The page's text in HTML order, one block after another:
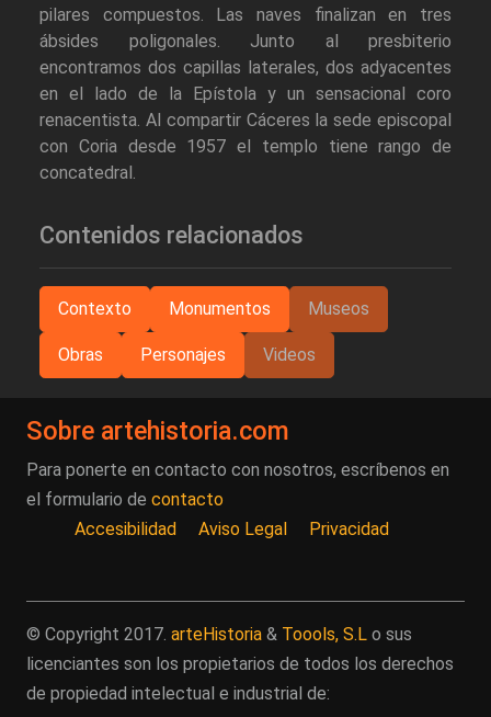
pilares compuestos. Las naves finalizan en tres
ábsides poligonales. Junto al presbiterio
encontramos dos capillas laterales, dos adyacentes
en el lado de la Epístola y un sensacional coro
renacentista. Al compartir Cáceres la sede episcopal
con Coria desde 1957 el templo tiene rango de
concatedral.
Contenidos relacionados
Contexto Monumentos Museos
Obras Personajes Videos
Sobre artehistoria.com
Para ponerte en contacto con nosotros, escríbenos en
el formulario de contacto
Accesibilidad
Aviso Legal Privacidad
© Copyright 2017. arteHistoria & Toools, S.L o sus
licenciantes son los propietarios de todos los derechos
de propiedad intelectual e industrial de: